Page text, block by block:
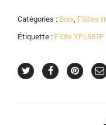
Catégories : Bois, Flûtes
Étiquette : Flûte YFL587F